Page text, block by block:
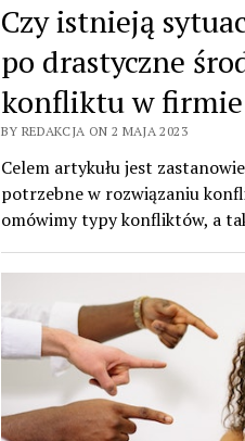
Czy istnieją
po drastyczne
konfliktu w firmie
BY REDAKCJA ON 2 MAJA 2023
Celem artykułu jest
potrzebne w rozwiązaniu
omówimy typy konfliktów, a